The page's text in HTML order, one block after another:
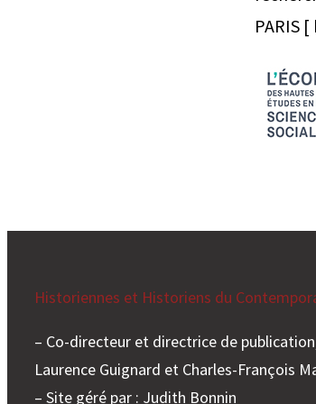
PARIS
Historiennes et Historiens du
– Co-directeur et directrice de
Laurence Guignard et Charles-François
– Site géré par : Judith Bonnin